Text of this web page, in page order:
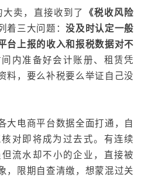
卖，直接收到了
《税收风险
着三大问题：没及时认定一般
台上报的收入和报税数据对不
内准备好会计账册、租赁凭
料，要么补税要么举证自己没
大电商平台数据全面打通，自
对即将成为过去式。有连续
流水却不小的企业，直接被
，限期自查清缴，想蒙混过关